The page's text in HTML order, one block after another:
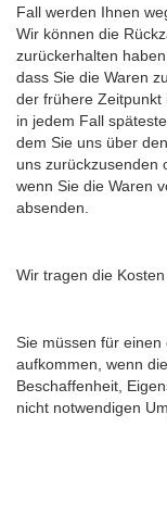
Fall werden Ihnen
Wir können die
zurückerhalten
dass Sie die Waren
der frühere Zeitpunkt
in jedem Fall
dem Sie uns über
uns zurückzusenden
wenn Sie die Waren
absenden.
Wir tragen die
Sie müssen für
aufkommen, wenn
Beschaffenheit,
nicht notwendigen